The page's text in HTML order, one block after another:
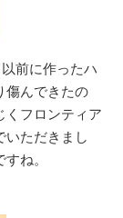
前に作ったハ
傷んできたの
くフロンティア
いただきまし
ね。